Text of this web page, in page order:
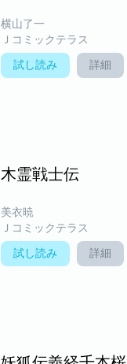
横山了一
Ｊコミックテラス
試し読み 詳細
木霊戦士伝
美衣暁
Ｊコミックテラス
試し読み 詳細